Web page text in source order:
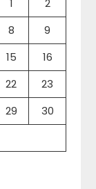
1
2
8
9
15
16
22
23
29
30